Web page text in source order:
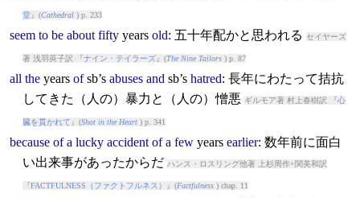
堂』(Cathedral) p. 233
seem to be about fifty years old: 五十年配かと思われる セイヤーズ
著 浅羽莢子訳 『ナイン・テイラーズ』(The Nine Tailors) p. 87
all the years ofsb’s abuses and sb’s hatred: 長年にわたって拮抗
してきた（人の）暴力と（人の）憎悪 ギルモア著 村上春樹訳 『心
臓を貫かれて 』(Shot in the Heart) p. 341
because of a lucky accident of a few years earlier: 数年前に面白
い出来事があったからだ ハンス・ロスリング他著 上杉周作+関美和訳
『FACTFULNESS（ファクトフルネス） 』(Factfulness) chap. 11